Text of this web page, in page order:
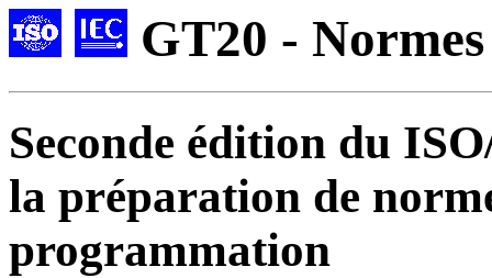
GT20 - Normes
Seconde édition du
la préparation de
programmation